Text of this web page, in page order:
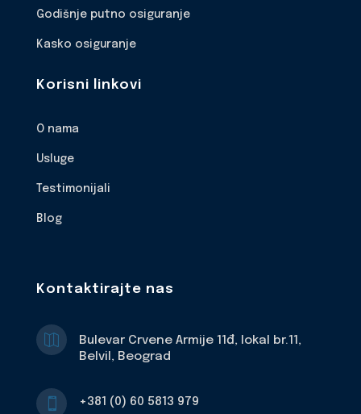
Godišnje putno osiguranje
Kasko osiguranje
Korisni linkovi
O nama
Usluge
Testimonijali
Blog
Kontaktirajte nas

Bulevar Crvene Armije 11đ, lokal br.11,
Belvil, Beograd
 +381 (0) 60 5813 979